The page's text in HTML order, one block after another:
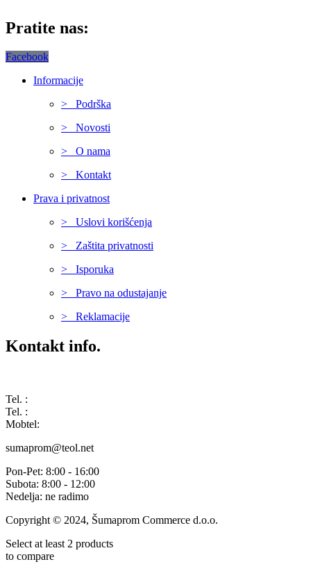
Pratite nas:
Facebook
Informacije
> Podrška
> Novosti
> O nama
> Kontakt
Prava i privatnost
> Uslovi korišćenja
> Zaštita privatnosti
> Isporuka
> Pravo na odustajanje
> Reklamacije
Kontakt info.
Tel. :
Tel. :
Mobtel:
sumaprom@teol.net
Pon-Pet: 8:00 - 16:00
Subota: 8:00 - 12:00
Nedelja: ne radimo
Copyright © 2024, Šumaprom Commerce d.o.o.
Select at least 2 products
to compare